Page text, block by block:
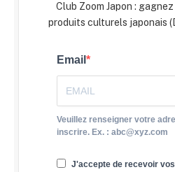
Club Zoom Japon :
produits culturels japonais
Email
Veuillez renseigner votre
inscrire. Ex. : abc@xyz.com
J'accepte de recevoir